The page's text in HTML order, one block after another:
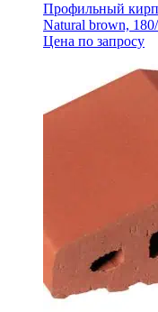
Профильный
Natural brown,
Цена по запросу